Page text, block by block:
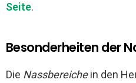
Seite.
Besonderheiten der
Die Nassbereichein den